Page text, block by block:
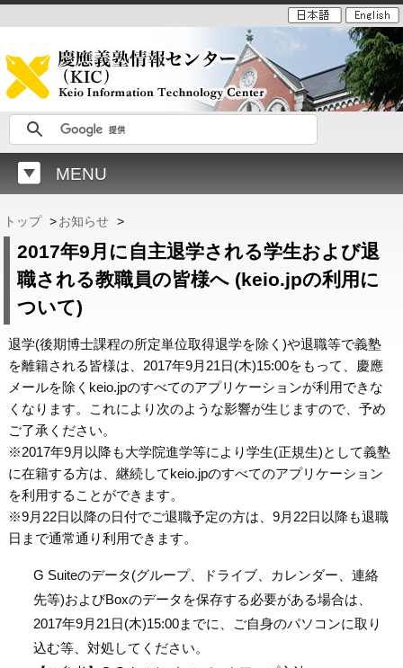
MENU
トップ >お知らせ >
2017年9月に自主退学される学生および退
職される教職員の皆様へ (keio.jpの利用に
ついて)
退学(後期博士課程の所定単位取得退学を除く)や退職等で義塾
を離籍される皆様は、2017年9月21日(木)15:00をもって、慶應
メールを除くkeio.jpのすべてのアプリケーションが利用できな
くなります。これにより次のような影響が生じますので、予め
ご了承ください。
※2017年9月以降も大学院進学等により学生(正規生)として義塾
に在籍する方は、継続してkeio.jpのすべてのアプリケーション
を利用することができます。
※9月22日以降の日付でご退職予定の方は、9月22日以降も退職
日まで通常通り利用できます。
G Suiteのデータ(グループ、ドライブ、カレンダー、連絡
先等)およびBoxのデータを保存する必要がある場合は、
2017年9月21日(木)15:00までに、ご自身のパソコンに取り
込む等、対処してください。